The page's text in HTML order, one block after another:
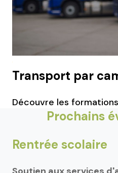
Transport par
Découvre les formations
Prochains
Rentrée scolaire